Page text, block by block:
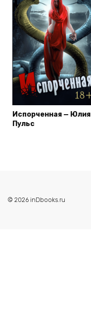
Испорченная — Юлия
Пульс
© 2026 inDbooks.ru